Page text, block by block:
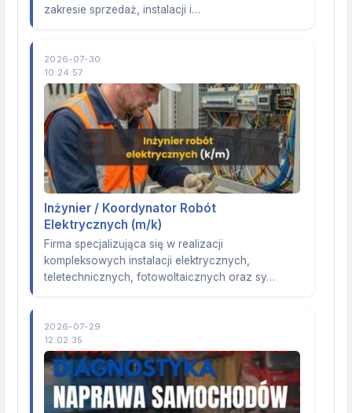
zakresie sprzedaż, instalacji i…
2026-07-30
10:24:57
Inżynier / Koordynator Robót
Elektrycznych (m/k)
Firma specjalizująca się w realizacji
kompleksowych instalacji elektrycznych,
teletechnicznych, fotowoltaicznych oraz sy…
2026-07-29
12:02:35